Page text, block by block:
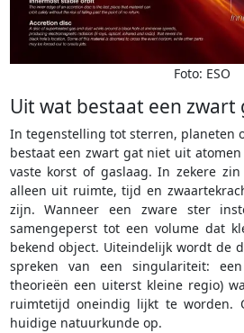
Foto: ESO
Uit wat bestaat een zwart
In tegenstelling tot sterren, planeten
bestaat een zwart gat niet uit
vaste korst of gaslaag. In zekere
alleen uit ruimte, tijd en
zijn. Wanneer een zware ster
samengeperst tot een volume dat
bekend object. Uiteindelijk wordt de
spreken van een singulariteit:
theorieën een uiterst kleine regio)
ruimtetijd oneindig lijkt te worden.
huidige natuurkunde op.